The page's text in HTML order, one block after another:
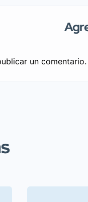
un comentario.